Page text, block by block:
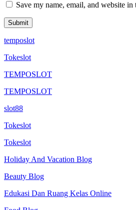
Save my name, email, and website
temposlot
Tokeslot
TEMPOSLOT
TEMPOSLOT
slot88
Tokeslot
Tokeslot
Holiday And Vacation Blog
Beauty Blog
Edukasi Dan Ruang Kelas Online